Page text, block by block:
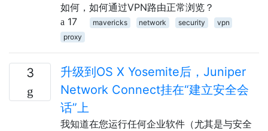
如何，如何通过VPN路由正常浏览？
17
mavericks network security
vpn
proxy
3
升级到OS X Yosemite后，Juniper
Network Connect挂在“建立安全会
话”上
我知道在您运行任何企业软件（尤其是与安全